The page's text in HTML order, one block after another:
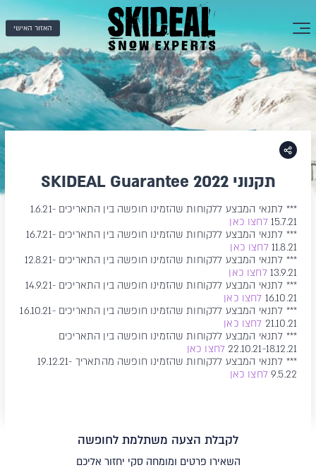
האזור האישי
תקנוני SKIDEAL Guarantee 2022
*** לתנאי המבצע ללקוחות שהזמינו חופשה בין התאריכים 1.6.21-
15.7.21 לחצו כאן
*** לתנאי המבצע ללקוחות שהזמינו חופשה בין התאריכים 16.7.21-
11.8.21 לחצו כאן
*** לתנאי המבצע ללקוחות שהזמינו חופשה בין התאריכים 12.8.21-
13.9.21 לחצו כאן
*** לתנאי המבצע ללקוחות שהזמינו חופשה בין התאריכים 14.9.21-
16.10.21 לחצו כאן
*** לתנאי המבצע ללקוחות שהזמינו חופשה בין התאריכים 16.10.21-
21.10.21 לחצו כאן
*** לתנאי המבצע ללקוחות שהזמינו חופשה בין התאריכים
22.10.21-18.12.21 לחצו כאן
*** לתנאי המבצע ללקוחות שהזמינו חופשה מהתאריך 19.12.21-
9.5.22 לחצו כאן
לקבלת הצעה משתלמת לחופשה
השאירו פרטים ומומחה סקי יחזור אליכם